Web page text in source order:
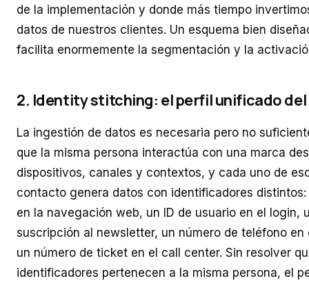
de la implementación y donde más tiempo
datos de nuestros clientes. Un esquema bien
facilita enormemente la segmentación y la
2. Identity stitching: el perfil unificado
La ingestión de datos es necesaria pero no
que la misma persona interactúa con una marca
dispositivos, canales y contextos, y cada uno de
contacto genera datos con identificadores
en la navegación web, un ID de usuario en el login,
suscripción al newsletter, un número de teléfono
un número de ticket en el call center. Sin resolver
identificadores pertenecen a la misma persona, el